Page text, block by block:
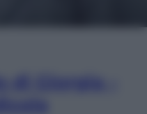
di Giorgia –